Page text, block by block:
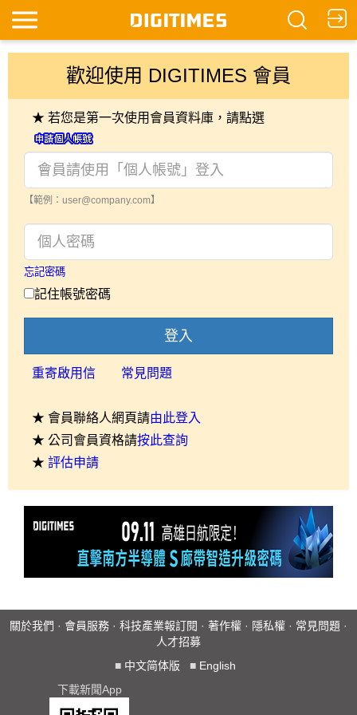
歡迎使用 DIGITIMES 會員
★ 若您是第一次使用會員資料庫，請點選
【範例：user@company.com】
忘記密碼
記住帳號密碼
登入
重寄啟用信 常見問題
★ 會員聯絡人網頁請由此登入
★ 公司會員資格請按此查詢
★ 評估申請
關於我們 · 會員服務 · 科技產業報訂閱 · 著作權 · 隱私權 · 常見問題 ·
人才招募
■ 中文简体版 ■ English
下載新聞App